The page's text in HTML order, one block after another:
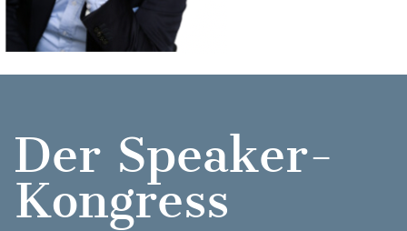
Der Speaker-
Kongress